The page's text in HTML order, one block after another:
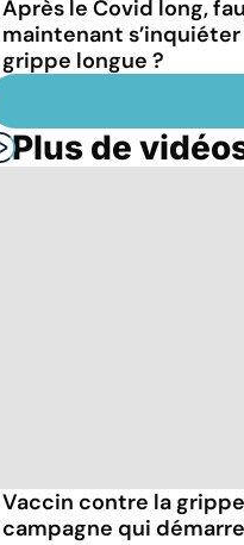
Après le Covid long,
maintenant
grippe longue ?
Plus de
Vaccin contre la
campagne qui